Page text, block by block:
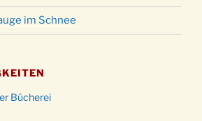
im Schnee
Bücherei